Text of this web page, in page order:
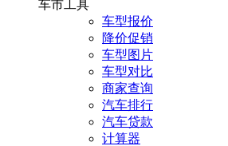
车市工具
车型报价
降价促销
车型图片
车型对比
商家查询
汽车排行
汽车贷款
计算器